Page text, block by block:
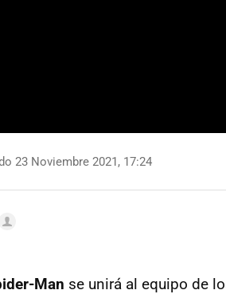
23 Noviembre 2021, 17:24
Man se unirá al equipo de